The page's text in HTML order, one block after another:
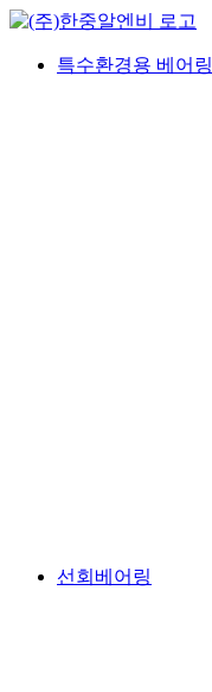
Skip
content특수환경용 베어링
선회베어링